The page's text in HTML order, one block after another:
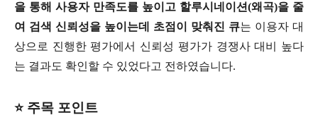
을 통해 사용자 만족도를 높이고 할루시네이션(왜곡)을 줄
여 검색 신뢰성을 높이는데 초점이 맞춰진 큐는 이용자 대
상으로 진행한 평가에서 신뢰성 평가가 경쟁사 대비 높다
는 결과도 확인할 수 있었다고 전하였습니다.
⭐ 주목 포인트